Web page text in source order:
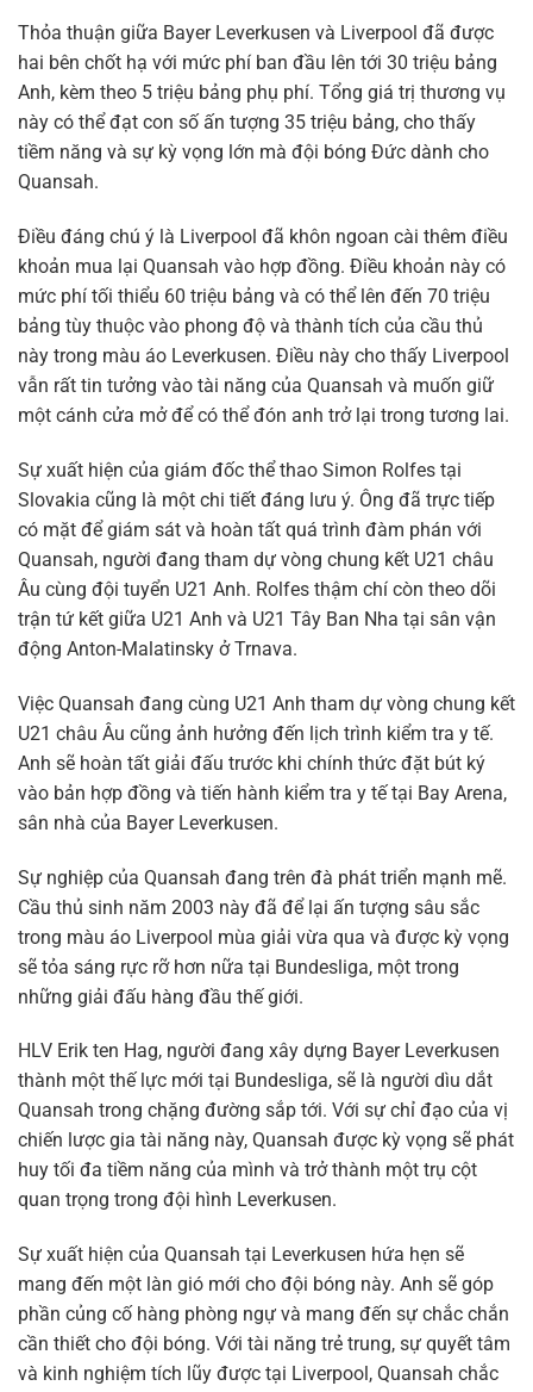
Thỏa thuận giữa Bayer Leverkusen và Liverpool đã được
hai bên chốt hạ với mức phí ban đầu lên tới 30 triệu bảng
Anh, kèm theo 5 triệu bảng phụ phí. Tổng giá trị thương vụ
này có thể đạt con số ấn tượng 35 triệu bảng, cho thấy
tiềm năng và sự kỳ vọng lớn mà đội bóng Đức dành cho
Quansah.
Điều đáng chú ý là Liverpool đã khôn ngoan cài thêm điều
khoản mua lại Quansah vào hợp đồng. Điều khoản này có
mức phí tối thiểu 60 triệu bảng và có thể lên đến 70 triệu
bảng tùy thuộc vào phong độ và thành tích của cầu thủ
này trong màu áo Leverkusen. Điều này cho thấy Liverpool
vẫn rất tin tưởng vào tài năng của Quansah và muốn giữ
một cánh cửa mở để có thể đón anh trở lại trong tương lai.
Sự xuất hiện của giám đốc thể thao Simon Rolfes tại
Slovakia cũng là một chi tiết đáng lưu ý. Ông đã trực tiếp
có mặt để giám sát và hoàn tất quá trình đàm phán với
Quansah, người đang tham dự vòng chung kết U21 châu
Âu cùng đội tuyển U21 Anh. Rolfes thậm chí còn theo dõi
trận tứ kết giữa U21 Anh và U21 Tây Ban Nha tại sân vận
động Anton-Malatinsky ở Trnava.
Việc Quansah đang cùng U21 Anh tham dự vòng chung kết
U21 châu Âu cũng ảnh hưởng đến lịch trình kiểm tra y tế.
Anh sẽ hoàn tất giải đấu trước khi chính thức đặt bút ký
vào bản hợp đồng và tiến hành kiểm tra y tế tại Bay Arena,
sân nhà của Bayer Leverkusen.
Sự nghiệp của Quansah đang trên đà phát triển mạnh mẽ.
Cầu thủ sinh năm 2003 này đã để lại ấn tượng sâu sắc
trong màu áo Liverpool mùa giải vừa qua và được kỳ vọng
sẽ tỏa sáng rực rỡ hơn nữa tại Bundesliga, một trong
những giải đấu hàng đầu thế giới.
HLV Erik ten Hag, người đang xây dựng Bayer Leverkusen
thành một thế lực mới tại Bundesliga, sẽ là người dìu dắt
Quansah trong chặng đường sắp tới. Với sự chỉ đạo của vị
chiến lược gia tài năng này, Quansah được kỳ vọng sẽ phát
huy tối đa tiềm năng của mình và trở thành một trụ cột
quan trọng trong đội hình Leverkusen.
Sự xuất hiện của Quansah tại Leverkusen hứa hẹn sẽ
mang đến một làn gió mới cho đội bóng này. Anh sẽ góp
phần củng cố hàng phòng ngự và mang đến sự chắc chắn
cần thiết cho đội bóng. Với tài năng trẻ trung, sự quyết tâm
và kinh nghiệm tích lũy được tại Liverpool, Quansah chắc